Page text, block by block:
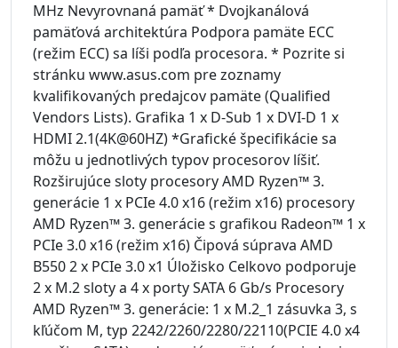
MHz Nevyrovnaná pamäť * Dvojkanálová
pamäťová architektúra Podpora pamäte ECC
(režim ECC) sa líši podľa procesora. * Pozrite si
stránku www.asus.com pre zoznamy
kvalifikovaných predajcov pamäte (Qualified
Vendors Lists). Grafika 1 x D-Sub 1 x DVI-D 1 x
HDMI 2.1(4K@60HZ) *Grafické špecifikácie sa
môžu u jednotlivých typov procesorov líšiť.
Rozširujúce sloty procesory AMD Ryzen™ 3.
generácie 1 x PCIe 4.0 x16 (režim x16) procesory
AMD Ryzen™ 3. generácie s grafikou Radeon™ 1 x
PCIe 3.0 x16 (režim x16) Čipová súprava AMD
B550 2 x PCIe 3.0 x1 Úložisko Celkovo podporuje
2 x M.2 sloty a 4 x porty SATA 6 Gb/s Procesory
AMD Ryzen™ 3. generácie: 1 x M.2_1 zásuvka 3, s
kľúčom M, typ 2242/2260/2280/22110(PCIE 4.0 x4